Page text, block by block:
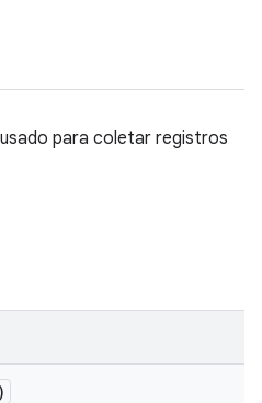
para coletar registros